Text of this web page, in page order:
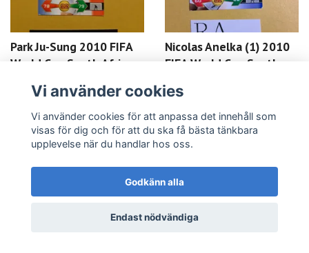
Park Ju-Sung 2010 FIFA
World Cup South Africa
3 kr
LÄS MER
Nicolas Anelka (1) 2010
FIFA World Cup South
6 kr
LÄS MER
Vi använder cookies
Vi använder cookies för att anpassa det innehåll som
visas för dig och för att du ska få bästa tänkbara
upplevelse när du handlar hos oss.
Godkänn alla
Endast nödvändiga